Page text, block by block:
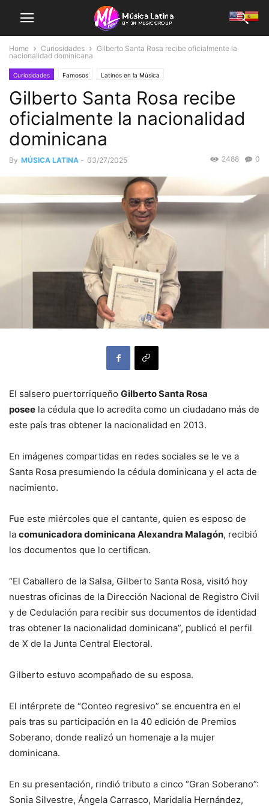
Home Curiosidades
Gilberto Santa Rosa recibe oficialmente la
nacionalidad dominicana
Curiosidades Famosos Latinos en la Música
Gilberto Santa Rosa recibe
oficialmente la nacionalidad
dominicana
By MÚSICA LATINA - 03/27/2025 0
2488
El salsero puertorriqueño Gilberto Santa Rosa
posee la cédula que lo acredita como un ciudadano más de
este país tras obtener la nacionalidad en 2013.
En imágenes compartidas en redes sociales se le ve a
Santa Rosa presumiendo la cédula dominicana y el acta de
nacimiento.
Fue este miércoles que el cantante, quien es esposo de
la comunicadora dominicana Alexandra Malagón, recibió
los documentos que lo certifican.
“El Caballero de la Salsa, Gilberto Santa Rosa, visitó hoy
nuestras oficinas de la Dirección Nacional de Registro Civil
y de Cedulación para recibir sus documentos de identidad
tras obtener la nacionalidad dominicana”, publicó el perfil
de X de la Junta Central Electoral.
Gilberto estuvo acompañado de su esposa.
El intérprete de “Conteo regresivo” se encuentra en el
país tras su participación en la 40 edición de Premios
Soberano, donde realizó un homenaje a la mujer
dominicana.
En su presentación, rindió tributo a cinco “Gran Soberano”:
Sonia Silvestre, Ángela Carrasco, Maridalia Hernández,